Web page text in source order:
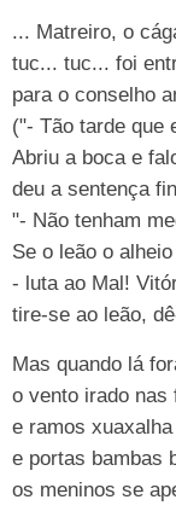
... Matreiro, o
tuc... tuc... foi
para o conselho
("- Tão tarde que
Abriu a boca e
deu a sentença
"- Não tenham
Se o leão o
- luta ao Mal!
tire-se ao leão,
Mas quando lá
o vento irado nas
e ramos
e portas bambas
os meninos se